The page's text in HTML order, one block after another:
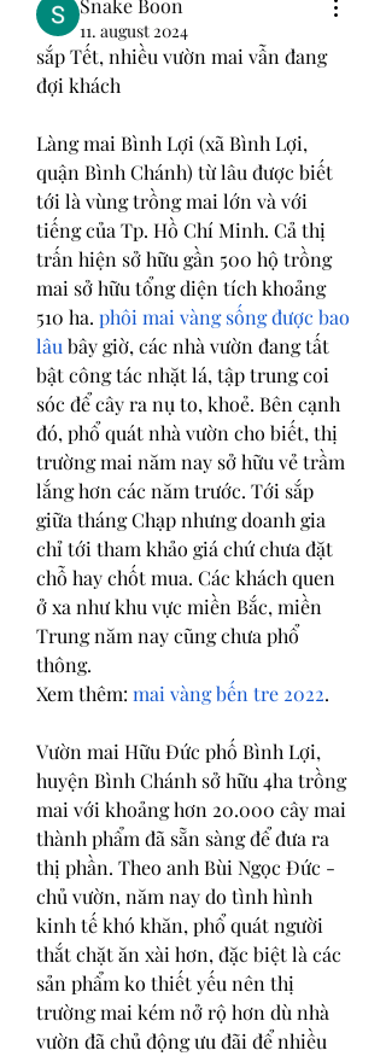
Snake Boon
11. august 2024
sắp Tết, nhiều vườn mai vẫn đang
đợi khách
Làng mai Bình Lợi (xã Bình Lợi,
quận Bình Chánh) từ lâu được biết
tới là vùng trồng mai lớn và với
tiếng của Tp. Hồ Chí Minh. Cả thị
trấn hiện sở hữu gần 500 hộ trồng
mai sở hữu tổng diện tích khoảng
510 ha. phôi mai vàng sống được bao
lâu bây giờ, các nhà vườn đang tất
bật công tác nhặt lá, tập trung coi
sóc để cây ra nụ to, khoẻ. Bên cạnh
đó, phổ quát nhà vườn cho biết, thị
trường mai năm nay sở hữu vẻ trầm
lắng hơn các năm trước. Tới sắp
giữa tháng Chạp nhưng doanh gia
chỉ tới tham khảo giá chứ chưa đặt
chỗ hay chốt mua. Các khách quen
ở xa như khu vực miền Bắc, miền
Trung năm nay cũng chưa phổ
thông.
Xem thêm: mai vàng bến tre 2022.
Vườn mai Hữu Đức phố Bình Lợi,
huyện Bình Chánh sở hữu 4ha trồng
mai với khoảng hơn 20.000 cây mai
thành phẩm đã sẵn sàng để đưa ra
thị phần. Theo anh Bùi Ngọc Đức -
chủ vườn, năm nay do tình hình
kinh tế khó khăn, phổ quát người
thắt chặt ăn xài hơn, đặc biệt là các
sản phẩm ko thiết yếu nên thị
trường mai kém nở rộ hơn dù nhà
vườn đã chủ động ưu đãi để nhiều